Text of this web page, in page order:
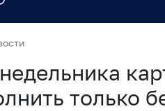
только